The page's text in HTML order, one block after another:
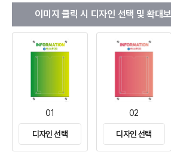
이미지 클릭 시 디자인 선택 및 확대
01
디자인 선택
02
디자인 선택